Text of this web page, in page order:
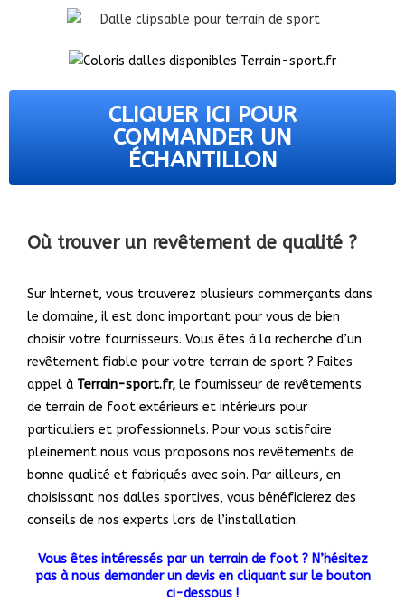
CLIQUER ICI POUR
COMMANDER UN
ÉCHANTILLON
Où trouver un revêtement de qualité ?
Sur Internet, vous trouverez plusieurs commerçants dans
le domaine, il est donc important pour vous de bien
choisir votre fournisseurs. Vous êtes à la recherche d’un
revêtement fiable pour votre terrain de sport ? Faites
appel à Terrain-sport.fr, le fournisseur de revêtements
de terrain de foot extérieurs et intérieurs pour
particuliers et professionnels. Pour vous satisfaire
pleinement nous vous proposons nos revêtements de
bonne qualité et fabriqués avec soin. Par ailleurs, en
choisissant nos dalles sportives, vous bénéficierez des
conseils de nos experts lors de l’installation.
Vous êtes intéressés par un terrain de foot ? N’hésitez
pas à nous demander un devis en cliquant sur le bouton
ci-dessous !